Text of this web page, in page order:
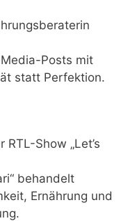
Posts mit
statt Perfektion.
Show „Let’s
behandelt
Ernährung und